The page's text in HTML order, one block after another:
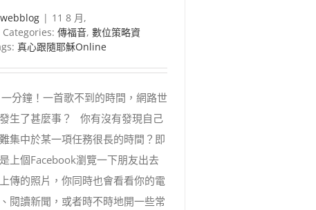
| 11 8 月,
Categories: 傳福音, 數位策略資
真心跟隨耶穌Online
分鐘！一首歌不到的時間，網路世
生了甚麼事？ 你有沒有發現自己
集中於某一項任務很長的時間？即
上個Facebook瀏覽一下朋友出去
傳的照片，你同時也會看看你的電
閱讀新聞，或者時不時地開一些常